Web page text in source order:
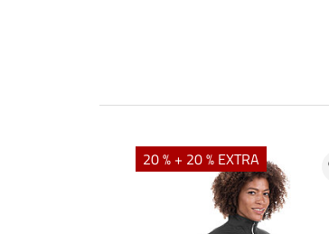
20 % + 20 % EXTRA